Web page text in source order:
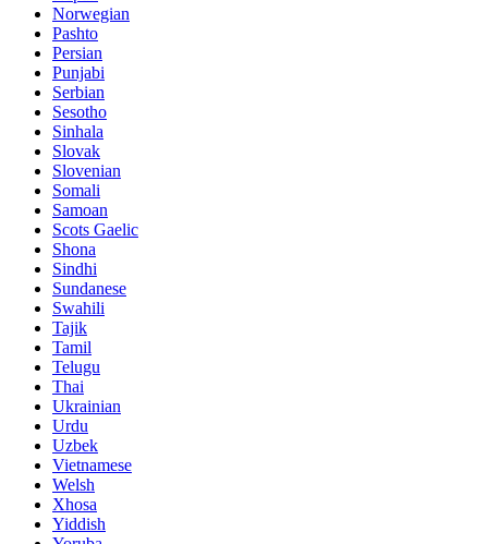
Norwegian
Pashto
Persian
Punjabi
Serbian
Sesotho
Sinhala
Slovak
Slovenian
Somali
Samoan
Scots Gaelic
Shona
Sindhi
Sundanese
Swahili
Tajik
Tamil
Telugu
Thai
Ukrainian
Urdu
Uzbek
Vietnamese
Welsh
Xhosa
Yiddish